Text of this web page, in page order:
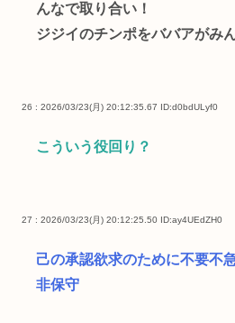
んなで取り合い！
ジジイのチンポをババアがみ
26 : 2026/03/23(月) 20:12:35.67 ID:d0bdULyf0
こういう役回り？
27 : 2026/03/23(月) 20:12:25.50 ID:ay4UEdZH0
己の承認欲求のために不要不
非保守